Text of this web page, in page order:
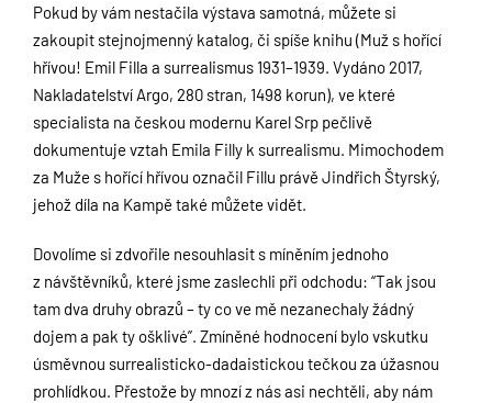
Pokud by vám nestačila výstava samotná, můžete si
zakoupit stejnojmenný katalog, či spíše knihu (Muž s hořící
hřívou! Emil Filla a surrealismus 1931–1939. Vydáno 2017,
Nakladatelství Argo, 280 stran, 1498 korun), ve které
specialista na českou modernu Karel Srp pečlivě
dokumentuje vztah Emila Filly k surrealismu. Mimochodem
za Muže s hořící hřívou označil Fillu právě Jindřich Štyrský,
jehož díla na Kampě také můžete vidět.
Dovolíme si zdvořile nesouhlasit s míněním jednoho
z návštěvníků, které jsme zaslechli při odchodu: “Tak jsou
tam dva druhy obrazů – ty co ve mě nezanechaly žádný
dojem a pak ty ošklivé”. Zmíněné hodnocení bylo vskutku
úsměvnou surrealisticko-dadaistickou tečkou za úžasnou
prohlídkou. Přestože by mnozí z nás asi nechtěli, aby nám